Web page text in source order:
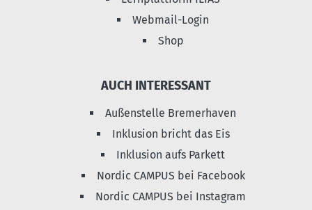
Webmail-Login
Shop
AUCH INTERESSANT
Außenstelle Bremerhaven
Inklusion bricht das Eis
Inklusion aufs Parkett
Nordic CAMPUS bei Facebook
Nordic CAMPUS bei Instagram